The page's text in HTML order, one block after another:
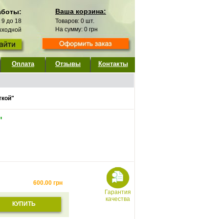
9 до 18
Ваша корзина:
Товаров: 0 шт.
На сумму: 0 грн
Оплата Отзывы Контакты
600.00 грн
КУПИТЬ
Гарантия
качества